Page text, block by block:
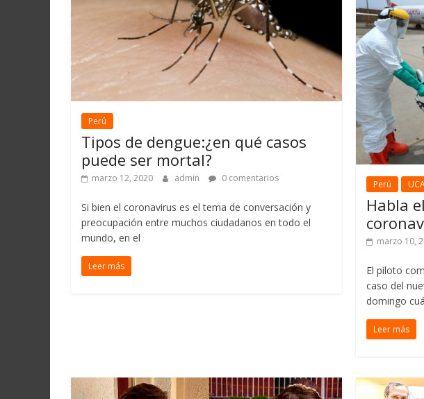
Perú
Tipos de dengue:¿en qué casos
puede ser mortal?
marzo 12, 2020 admin 0 comentarios
Si bien el coronavirus es el tema de conversación y
preocupación entre muchos ciudadanos en todo el
mundo, en el
Leer más
Perú
Habla
marzo 10,
El piloto
caso del
domingo
Leer más